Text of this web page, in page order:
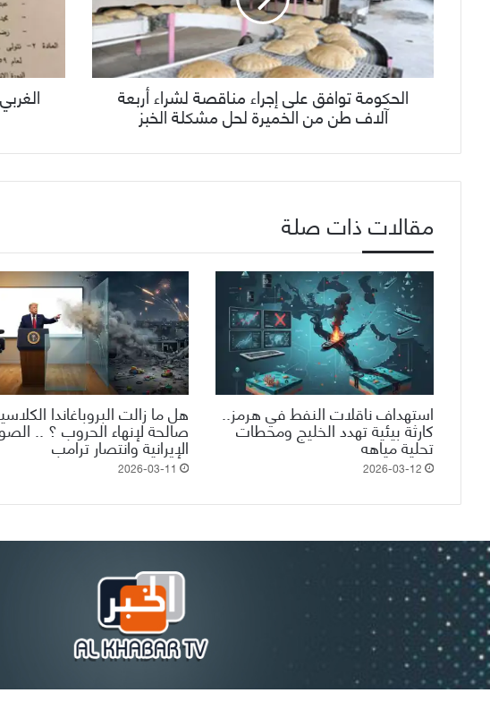
الحكومة توافق على إجراء مناقصة لشراء أربعة
آلاف طن من الخميرة لحل مشكلة الخبز
مقالات ذات صلة
استهداف ناقلات النفط في هرمز..
كارثة بيئية تهدد الخليج ومحطات
تحلية مياهه
2026-03-12
هل ما زالت البروباغاندا
صالحة لإنهاء الحروب ؟ ..
الإيرانية وانتصار ترامب
2026-03-11